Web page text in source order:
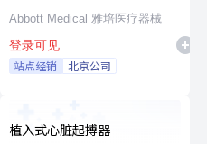
Abbott Medical 雅培医疗器械
登录可见
站点经销 北京公司
植入式心脏起搏器